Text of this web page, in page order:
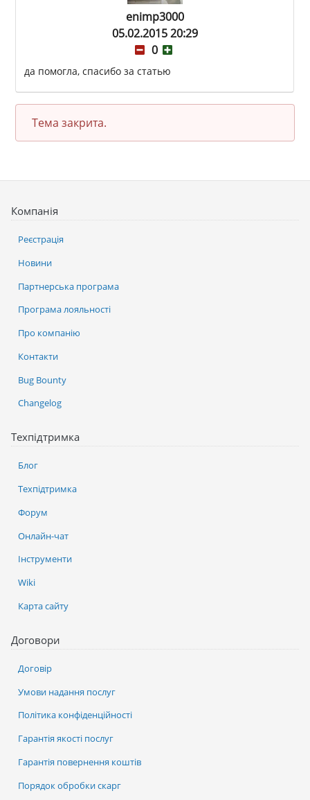
enimp3000
05.02.2015 20:29
0
да помогла, спасибо за статью
Тема закрита.
Компанія
Реєстрація
Новини
Партнерська програма
Програма лояльності
Про компанію
Контакти
Bug Bounty
Changelog
Техпідтримка
Блог
Техпідтримка
Форум
Онлайн-чат
Інструменти
Wiki
Карта сайту
Договори
Договір
Умови надання послуг
Політика конфіденційності
Гарантія якості послуг
Гарантія повернення коштів
Порядок обробки скарг